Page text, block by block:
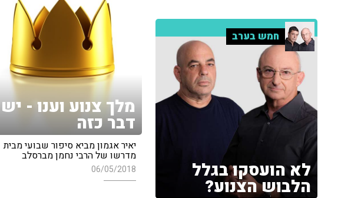
מלך צנוע וענו - יש
דבר כזה
יאיר אגמון מביא סיפור שבועי מבית
מדרשו של הרבי נחמן מברסלב
06/05/2018
חמש בערב
לא הועסקו בגלל
הלבוש הצנוע?